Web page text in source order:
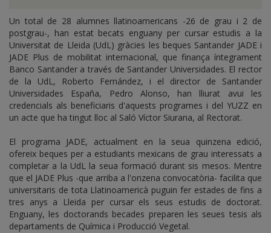
Un total de 28 alumnes llatinoamericans -26 de grau i 2 de
postgrau-, han estat becats enguany per cursar estudis a la
Universitat de Lleida (UdL) gràcies les beques Santander JADE i
JADE Plus de mobilitat internacional, que finança íntegrament
Banco Santander a través de Santander Universidades. El rector
de la UdL, Roberto Fernández, i el director de Santander
Universidades España, Pedro Alonso, han lliurat avui les
credencials als beneficiaris d'aquests programes i del YUZZ en
un acte que ha tingut lloc al Saló Víctor Siurana, al Rectorat.
El programa JADE, actualment en la seua quinzena edició,
ofereix beques per a estudiants mexicans de grau interessats a
completar a la UdL la seua formació durant sis mesos. Mentre
que el JADE Plus -que arriba a l'onzena convocatòria- facilita que
universitaris de tota Llatinoamericà puguin fer estades de fins a
tres anys a Lleida per cursar els seus estudis de doctorat.
Enguany, les doctorands becades preparen les seues tesis als
departaments de Química i Producció Vegetal.